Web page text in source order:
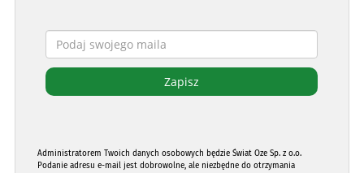
Administratorem Twoich danych osobowych będzie Świat Oze Sp. z o.o.
Podanie adresu e-mail jest dobrowolne, ale niezbędne do otrzymania